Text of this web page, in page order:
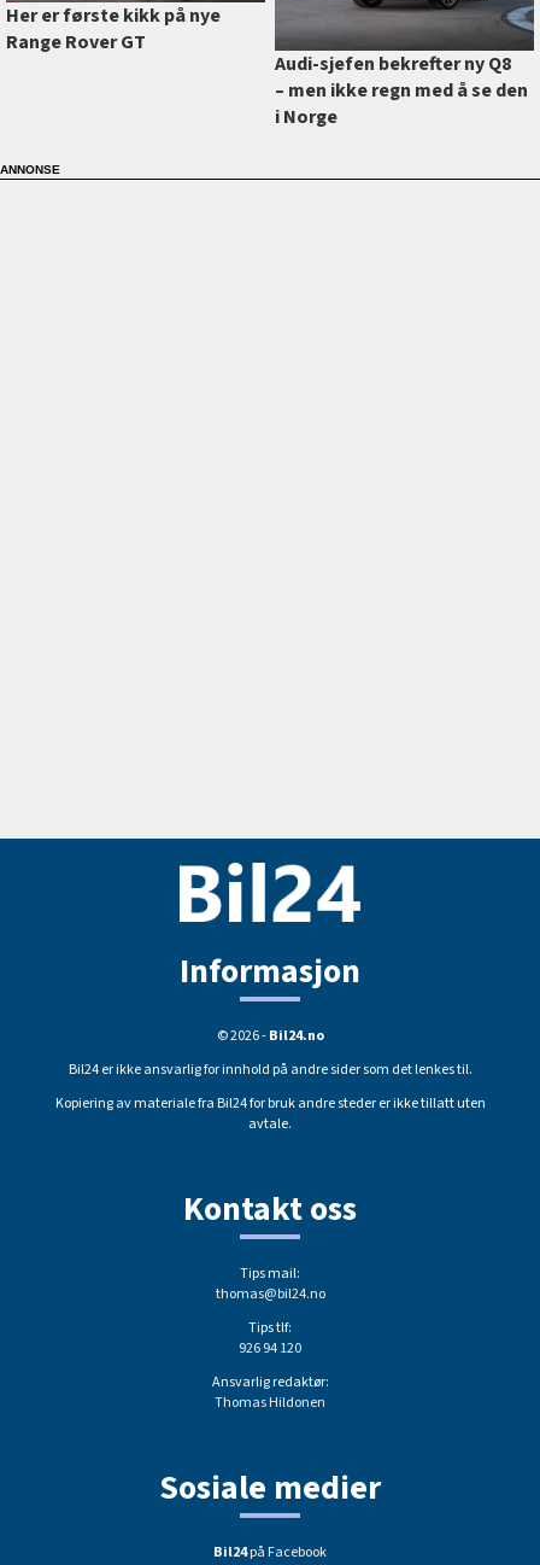
Her er første kikk på nye
Range Rover GT
Audi-sjefen bekrefter ny Q8
–⁠ men ikke regn med å se den
i Norge
Informasjon
© 2026 -Bil24.no
Bil24 er ikke ansvarlig for innhold på andre sider som det lenkes til.
Kopiering av materiale fra Bil24 for bruk andre steder er ikke tillatt uten
avtale.
Kontakt oss
Tips mail:
thomas@bil24.no
Tips tlf:
926 94 120
Ansvarlig redaktør:
Thomas Hildonen
Sosiale medier
Bil24på Facebook